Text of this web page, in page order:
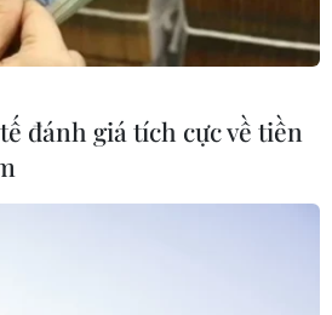
đánh giá tích cực về tiền